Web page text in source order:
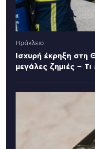
Ηράκλειο
Ισχυρή έκρηξη στη
μεγάλες ζημιές –